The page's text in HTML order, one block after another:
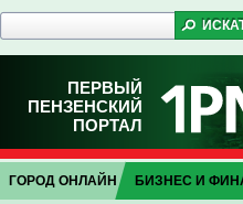
ПЕРВЫЙ
ПЕНЗЕНСКИЙ
ПОРТАЛ
ГОРОД ОНЛАЙН БИЗНЕС И